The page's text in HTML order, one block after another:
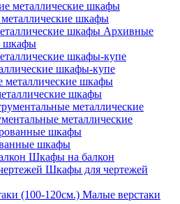
металлические шкафы
Архивные
шкафы
шкафы-купе
шкафы
металлические
шкафы
Шкафы на балкон
Шкафы для чертежей
Малые верстаки